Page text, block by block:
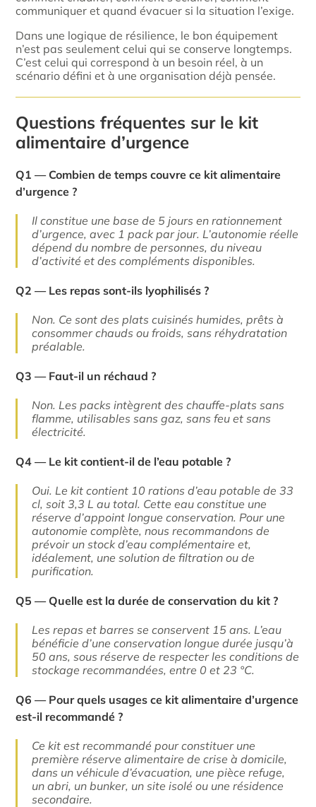
communiquer et quand évacuer si la situation l’exige.
Dans une logique de résilience, le bon équipement
n’est pas seulement celui qui se conserve longtemps.
C’est celui qui correspond à un besoin réel, à un
scénario défini et à une organisation déjà pensée.
Questions fréquentes sur le kit
alimentaire d’urgence
Q1 — Combien de temps couvre ce kit alimentaire
d’urgence ?
Il constitue une base de 5 jours en rationnement
d’urgence, avec 1 pack par jour. L’autonomie réelle
dépend du nombre de personnes, du niveau
d’activité et des compléments disponibles.
Q2 — Les repas sont-ils lyophilisés ?
Non. Ce sont des plats cuisinés humides, prêts à
consommer chauds ou froids, sans réhydratation
préalable.
Q3 — Faut-il un réchaud ?
Non. Les packs intègrent des chauffe-plats sans
flamme, utilisables sans gaz, sans feu et sans
électricité.
Q4 — Le kit contient-il de l’eau potable ?
Oui. Le kit contient 10 rations d’eau potable de 33
cl, soit 3,3 L au total. Cette eau constitue une
réserve d’appoint longue conservation. Pour une
autonomie complète, nous recommandons de
prévoir un stock d’eau complémentaire et,
idéalement, une solution de filtration ou de
purification.
Q5 — Quelle est la durée de conservation du kit ?
Les repas et barres se conservent 15 ans. L’eau
bénéficie d’une conservation longue durée jusqu’à
50 ans, sous réserve de respecter les conditions de
stockage recommandées, entre 0 et 23 °C.
Q6 — Pour quels usages ce kit alimentaire d’urgence
est-il recommandé ?
Ce kit est recommandé pour constituer une
première réserve alimentaire de crise à domicile,
dans un véhicule d’évacuation, une pièce refuge,
un abri, un bunker, un site isolé ou une résidence
secondaire.